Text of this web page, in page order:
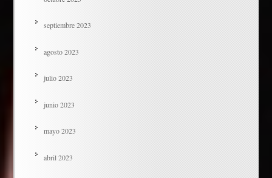
septiembre 2023
agosto 2023
julio 2023
junio 2023
mayo 2023
abril 2023